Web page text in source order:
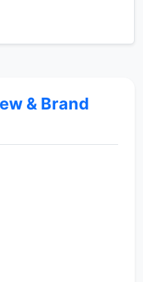
& Brand